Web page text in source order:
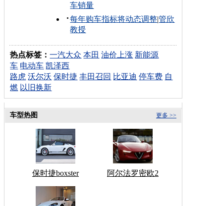
车销量
每年购车指标将动态调整|管欣
教授
热点标签：一汽大众 本田 油价上涨 新能源
车 电动车 凯泽西
路虎 沃尔沃 保时捷 丰田召回 比亚迪 停车费 自
燃 以旧换新
更多 >>
车型热图
保时捷boxster 阿尔法罗密欧2